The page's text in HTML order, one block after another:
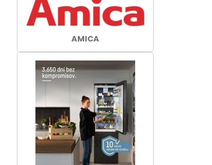
AMICA